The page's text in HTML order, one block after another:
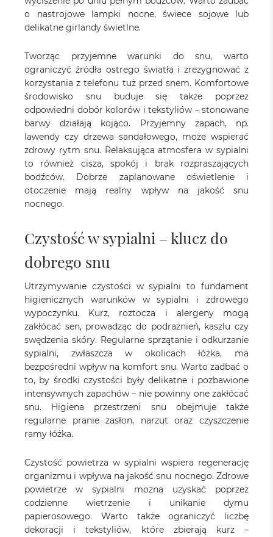
o nastrojowe lampki nocne, świece sojowe lub
delikatne girlandy świetlne.
Tworząc przyjemne warunki do snu, warto
ograniczyć źródła ostrego światła i zrezygnować z
korzystania z telefonu tuż przed snem. Komfortowe
środowisko snu buduje się także poprzez
odpowiedni dobór kolorów i tekstyliów – stonowane
barwy działają kojąco. Przyjemny zapach, np.
lawendy czy drzewa sandałowego, może wspierać
zdrowy rytm snu. Relaksująca atmosfera w sypialni
to również cisza, spokój i brak rozpraszających
bodźców. Dobrze zaplanowane oświetlenie i
otoczenie mają realny wpływ na jakość snu
nocnego.
Czystość w sypialni – klucz do
dobrego snu
Utrzymywanie czystości w sypialni to fundament
higienicznych warunków w sypialni i zdrowego
wypoczynku. Kurz, roztocza i alergeny mogą
zakłócać sen, prowadząc do podrażnień, kaszlu czy
swędzenia skóry. Regularne sprzątanie i odkurzanie
sypialni, zwłaszcza w okolicach łóżka, ma
bezpośredni wpływ na komfort snu. Warto zadbać o
to, by środki czystości były delikatne i pozbawione
intensywnych zapachów – nie powinny one zakłócać
snu. Higiena przestrzeni snu obejmuje także
regularne pranie zasłon, narzut oraz czyszczenie
ramy łóżka.
Czystość powietrza w sypialni wspiera regenerację
organizmu i wpływa na jakość snu nocnego. Zdrowe
powietrze w sypialni można uzyskać poprzez
codzienne wietrzenie i unikanie dymu
papierosowego. Warto także ograniczyć liczbę
dekoracji i tekstyliów, które zbierają kurz –